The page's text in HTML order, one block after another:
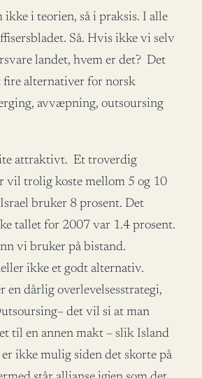
i teorien, så i praksis. I alle
Så. Hvis ikke vi selv
landet, hvem er det? Det
fire alternativer for norsk
avvæpning, outsoursing
attraktivt. Et troverdig
vil trolig koste mellom 5 og 10
bruker 8 prosent. Det
tallet for 2007 var 1.4 prosent.
vi bruker på bistand.
ikke et godt alternativ.
en dårlig overlevelsesstrategi,
det vil si at man
til en annen makt – slik Island
ikke mulig siden det skorte på